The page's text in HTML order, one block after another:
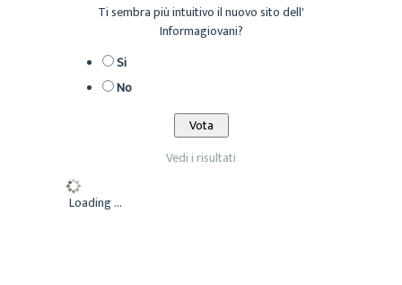
Ti sembra più intuitivo il nuovo sito dell'
Informagiovani?
Si
No
Vedi i risultati
Loading ...